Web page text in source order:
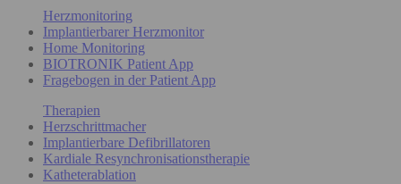
Herzmonitoring
Implantierbarer Herzmonitor
Home Monitoring
BIOTRONIK Patient App
Fragebogen in der Patient App
Therapien
Herzschrittmacher
Implantierbare Defibrillatoren
Kardiale Resynchronisationstherapie
Katheterablation